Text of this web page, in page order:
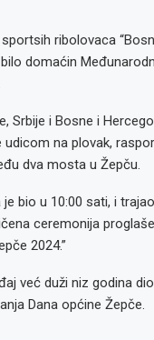
ribolovaca
bilo domaćin
Srbije i Bosne i
udicom na plovak,
dva mosta u Žepču.
bio u 10:00 sati, i
ceremonija
2024.”
već duži niz godina
Dana općine Žepče.